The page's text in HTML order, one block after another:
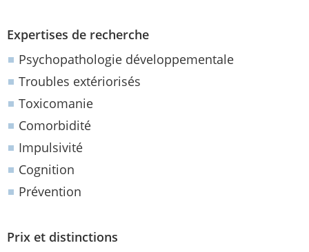
Expertises de recherche
Psychopathologie développementale
Troubles extériorisés
Toxicomanie
Comorbidité
Impulsivité
Cognition
Prévention
Prix et distinctions